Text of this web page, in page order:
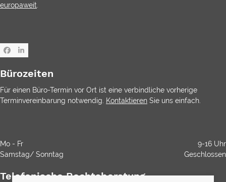
europaweit
Facebook
LinkedIn
Bürozeiten
Für einen Büro-Termin vor Ort ist eine verbindliche vorherige
Terminvereinbarung notwendig.
Kontaktieren Sie uns einfach.
Mo - Fr
9-16 Uhr
Samstag/ Sonntag
Geschlossen
Telefonische Rechtsberatung